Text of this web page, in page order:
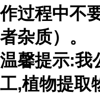
作过程中不
者杂质）。
温馨提示:我
工,植物提取